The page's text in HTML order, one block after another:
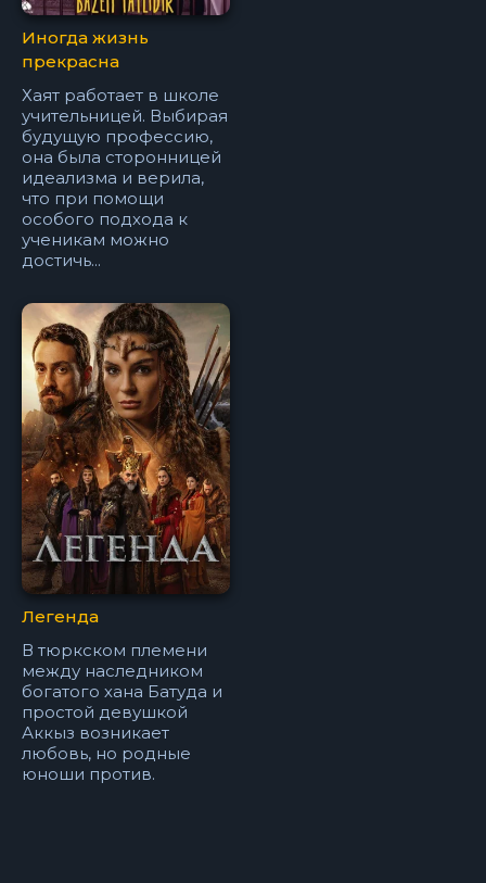
Иногда жизнь
прекрасна
Хаят работает в школе
учительницей. Выбирая
будущую профессию,
она была сторонницей
идеализма и верила,
что при помощи
особого подхода к
ученикам можно
достичь...
Легенда
В тюркском племени
между наследником
богатого хана Батуда и
простой девушкой
Аккыз возникает
любовь, но родные
юноши против.